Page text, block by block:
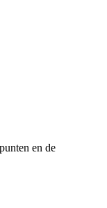
en de